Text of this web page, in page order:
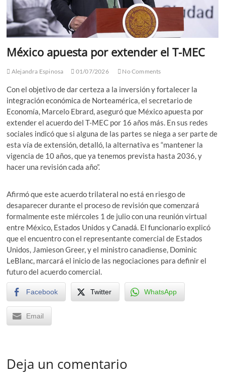
México apuesta por extender el T-MEC
Alejandra Espinosa 01/07/2026 No Comments
Con el objetivo de dar certeza a la inversión y fortalecer la
integración económica de Norteamérica, el secretario de
Economía, Marcelo Ebrard, aseguró que México apuesta por
extender el acuerdo del T-MEC por 16 años más. En sus redes
sociales indicó que si alguna de las partes se niega a ser parte de
esta vía de extensión, detalló, la alternativa es “mantener la
vigencia de 10 años, que ya tenemos prevista hasta 2036, y
hacer una revisión cada año”.
Afirmó que este acuerdo trilateral no está en riesgo de
desaparecer durante el proceso de revisión que comenzará
formalmente este miércoles 1 de julio con una reunión virtual
entre México, Estados Unidos y Canadá. El funcionario explicó
que el encuentro con el representante comercial de Estados
Unidos, Jamieson Greer, y el ministro canadiense, Dominic
LeBlanc, marcará el inicio de las negociaciones para definir el
futuro del acuerdo comercial.
Facebook Twitter WhatsApp
Email
Deja un comentario